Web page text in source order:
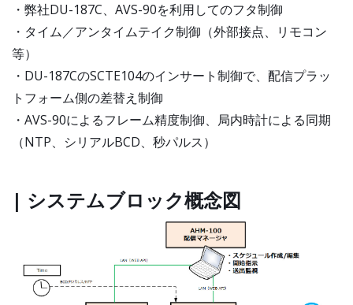
・弊社DU-187C、AVS-90を利用してのフタ制御
・タイム／アンタイムテイク制御（外部接点、リモコン
等）
・DU-187CのSCTE104のインサート制御で、配信プラッ
トフォーム側の差替え制御
・AVS-90によるフレーム精度制御、局内時計による同期
（NTP、シリアルBCD、秒パルス）
| システムブロック概念図